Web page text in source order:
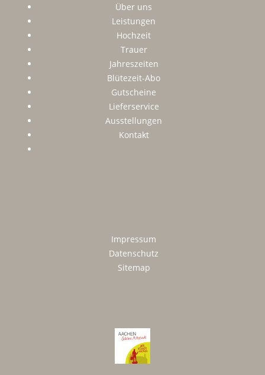
Über uns
Leistungen
Hochzeit
Trauer
Jahreszeiten
Blütezeit-Abo
Gutscheine
Lieferservice
Ausstellungen
Kontakt
Impressum
Datenschutz
Sitemap